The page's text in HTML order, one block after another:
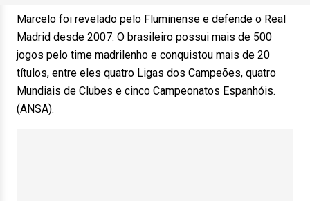
Marcelo foi revelado pelo Fluminense e defende o Real
Madrid desde 2007. O brasileiro possui mais de 500
jogos pelo time madrilenho e conquistou mais de 20
títulos, entre eles quatro Ligas dos Campeões, quatro
Mundiais de Clubes e cinco Campeonatos Espanhóis.
(ANSA).